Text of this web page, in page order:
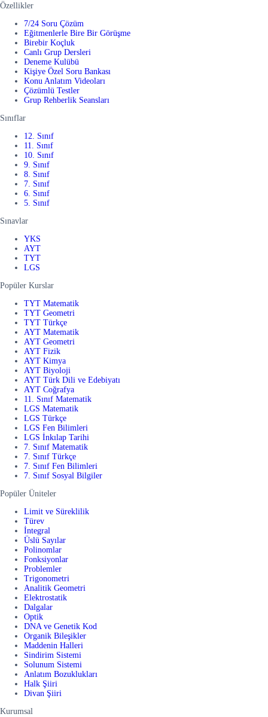
Özellikler
7/24 Soru Çözüm
Eğitmenlerle Bire Bir Görüşme
Birebir Koçluk
Canlı Grup Dersleri
Deneme Kulübü
Kişiye Özel Soru Bankası
Konu Anlatım Videoları
Çözümlü Testler
Grup Rehberlik Seansları
Sınıflar
12. Sınıf
11. Sınıf
10. Sınıf
9. Sınıf
8. Sınıf
7. Sınıf
6. Sınıf
5. Sınıf
Sınavlar
YKS
AYT
TYT
LGS
Popüler Kurslar
TYT Matematik
TYT Geometri
TYT Türkçe
AYT Matematik
AYT Geometri
AYT Fizik
AYT Kimya
AYT Biyoloji
AYT Türk Dili ve Edebiyatı
AYT Coğrafya
11. Sınıf Matematik
LGS Matematik
LGS Türkçe
LGS Fen Bilimleri
LGS İnkılap Tarihi
7. Sınıf Matematik
7. Sınıf Türkçe
7. Sınıf Fen Bilimleri
7. Sınıf Sosyal Bilgiler
Popüler Üniteler
Limit ve Süreklilik
Türev
İntegral
Üslü Sayılar
Polinomlar
Fonksiyonlar
Problemler
Trigonometri
Analitik Geometri
Elektrostatik
Dalgalar
Optik
DNA ve Genetik Kod
Organik Bileşikler
Maddenin Halleri
Sindirim Sistemi
Solunum Sistemi
Anlatım Bozuklukları
Halk Şiiri
Divan Şiiri
Kurumsal